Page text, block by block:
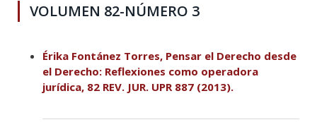
VOLUMEN 82-NÚMERO 3
Érika Fontánez Torres, Pensar el Derecho desde
el Derecho: Reflexiones como operadora
jurídica, 82 REV. JUR. UPR 887 (2013).